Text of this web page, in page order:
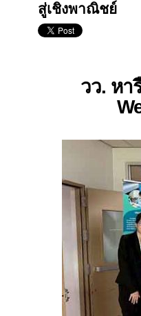
สู่เชิงพาณิชย์
วว. ห